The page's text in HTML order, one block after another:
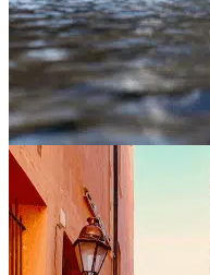
Entre montagnes et lacs